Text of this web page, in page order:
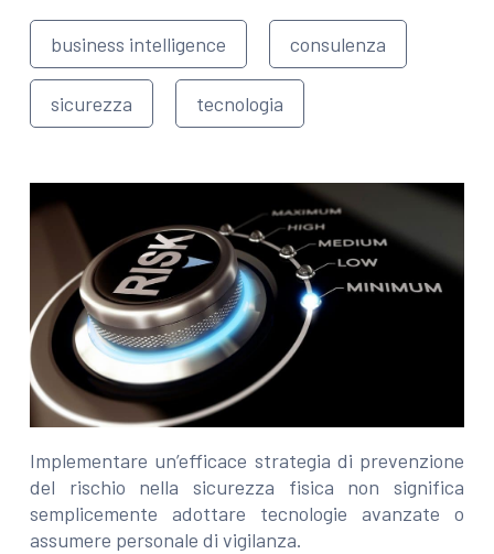
business intelligence consulenza
sicurezza tecnologia
Implementare un’efficace strategia di prevenzione
del rischio nella sicurezza fisica non significa
semplicemente adottare tecnologie avanzate o
assumere personale di vigilanza.